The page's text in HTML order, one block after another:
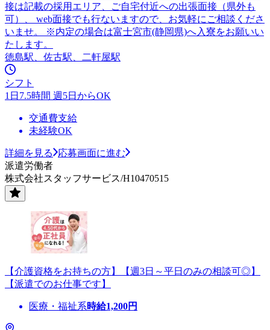
接は記載の採用エリア、ご自宅付近への出張面接（県外も
可）、 web面接でも行ないますので、お気軽にご相談くださ
いませ。 ※内定の場合は富士宮市(静岡県)へ入寮をお願いい
たします。
徳島駅、佐古駅、二軒屋駅
シフト
1日7.5時間 週5日からOK
交通費支給
未経験OK
詳細を見る
応募画面に進む
派遣労働者
株式会社スタッフサービス/H10470515
【介護資格をお持ちの方】【週3日～平日のみの相談可◎】
【派遣でのお仕事です】
医療・福祉系時給1,200円